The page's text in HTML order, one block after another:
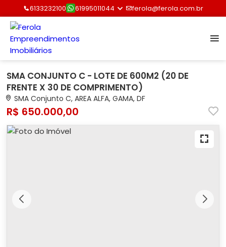
6133232100 61995011044 ferola@ferola.com.br
SMA CONJUNTO C - LOTE DE 600M2 (20 DE
FRENTE X 30 DE COMPRIMENTO)
SMA Conjunto C, AREA ALFA, GAMA, DF
R$ 650.000,00